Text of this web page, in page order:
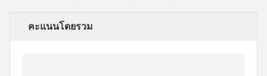
คะแนนโดยรวม